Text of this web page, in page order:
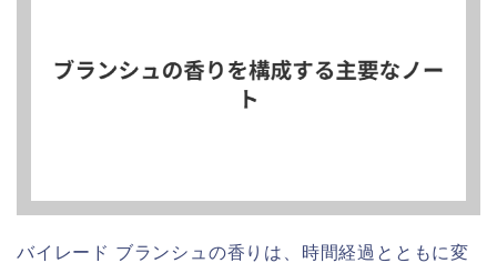
バイレード ブランシュの香りは、時間経過とともに変